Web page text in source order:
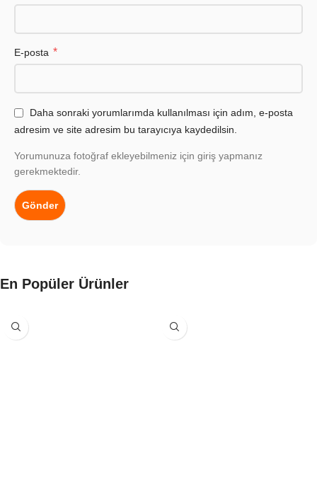
E-posta *
Daha sonraki yorumlarımda kullanılması için adım, e-posta
adresim ve site adresim bu tarayıcıya kaydedilsin.
Yorumunuza fotoğraf ekleyebilmeniz için giriş yapmanız
gerekmektedir.
En Popüler Ürünler